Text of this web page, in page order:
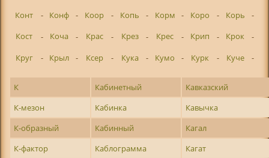
Конт
- Конф - Коор - Копь - Корм - Коро - Корь
-
Кост
- Коча - Крас - Крез - Крес - Крип - Крок
-
Круг
- Крыл - Ксер - Кука - Кумо - Курк - Куче -
К Кабинетный
Кавказский
К-мезон
Кабинка
Кавычка
К-образный
Кабинный
Кагал
К-фактор
Каблограмма
Кагат